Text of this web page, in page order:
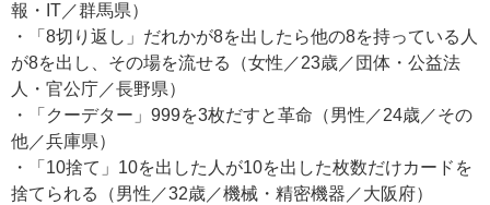
報・IT／群馬県）
・「8切り返し」だれかが8を出したら他の8を持っている人
が8を出し、その場を流せる（女性／23歳／団体・公益法
人・官公庁／長野県）
・「クーデター」999を3枚だすと革命（男性／24歳／その
他／兵庫県）
・「10捨て」10を出した人が10を出した枚数だけカードを
捨てられる（男性／32歳／機械・精密機器／大阪府）